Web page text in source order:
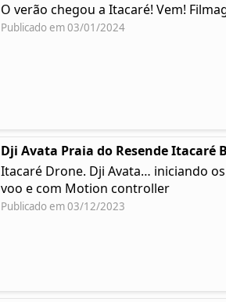
O verão chegou a Itacaré! Vem!
Publicado em 03/01/2024
Dji Avata Praia do Resende Itacaré
Itacaré Drone. Dji Avata… iniciando
voo e com Motion controller
Publicado em 03/12/2023